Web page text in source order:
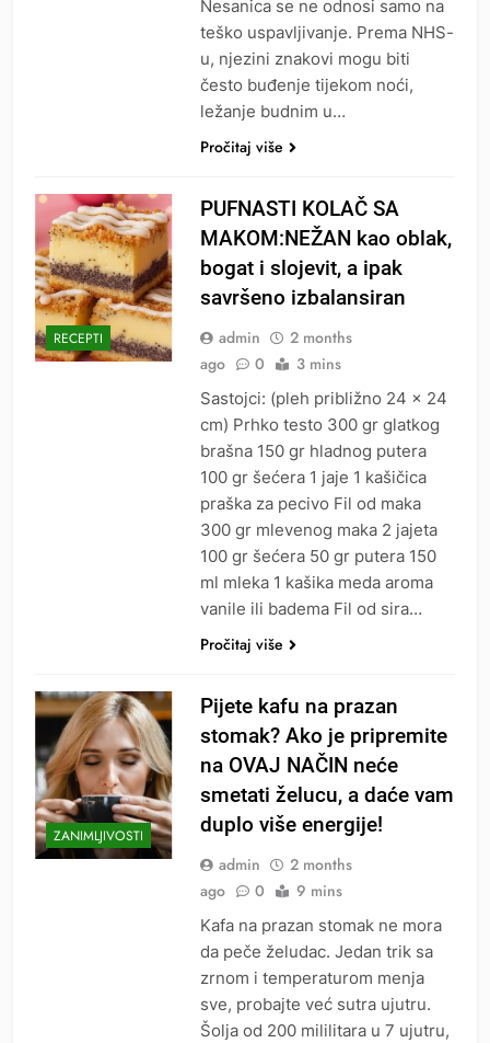
Nesanica se ne odnosi samo na
teško uspavljivanje. Prema NHS-
u, njezini znakovi mogu biti
često buđenje tijekom noći,
ležanje budnim u…
Pročitaj više
RECEPTI
PUFNASTI KOLAČ SA
MAKOM:NEŽAN kao oblak,
bogat i slojevit, a ipak
savršeno izbalansiran
admin
2 months
ago
0 3 mins
Sastojci: (pleh približno 24 × 24
cm) Prhko testo 300 gr glatkog
brašna 150 gr hladnog putera
100 gr šećera 1 jaje 1 kašičica
praška za pecivo Fil od maka
300 gr mlevenog maka 2 jajeta
100 gr šećera 50 gr putera 150
ml mleka 1 kašika meda aroma
vanile ili badema Fil od sira…
Pročitaj više
ZANIMLJIVOSTI
Pijete kafu na prazan
stomak? Ako je pripremite
na OVAJ NAČIN neće
smetati želucu, a daće vam
duplo više energije!
admin
2 months
ago
0 9 mins
Kafa na prazan stomak ne mora
da peče želudac. Jedan trik sa
zrnom i temperaturom menja
sve, probajte već sutra ujutru.
Šolja od 200 mililitara u 7 ujutru,